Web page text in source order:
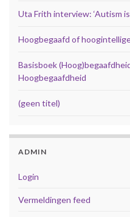
Uta Frith interview: ‘Autism
Hoogbegaafd of
Basisboek
Hoogbegaafdheid
(geen titel)
ADMIN
Login
Vermeldingen feed